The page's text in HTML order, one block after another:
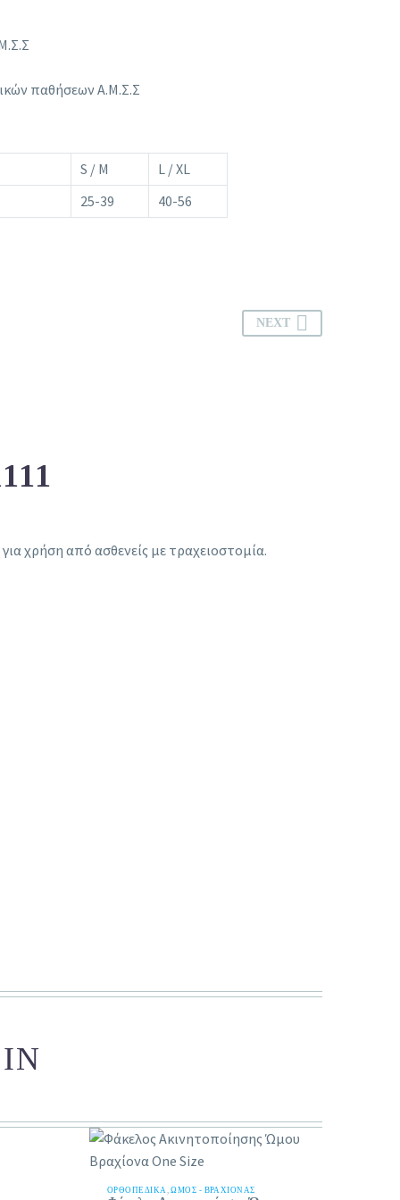
παθήσεων Α.Μ.Σ.Σ
S / Μ
L / XL
25-39
40-56
NEXT
χρήση από ασθενείς με τραχειοστομία.
ΟΡΘΟΠΕΔΙΚΑ,ΏΜΟΣ - ΒΡΑΧΊΟΝΑΣ